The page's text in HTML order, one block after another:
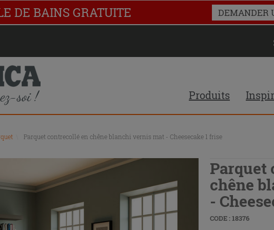
DE BAINS GRATUITE DEMANDER
Produits
Parquet contrecollé en chêne blanchi vernis mat - Cheesecake 1 frise
Parquet
chêne
-
CODE : 18376